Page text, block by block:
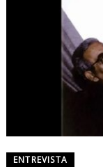
ENTREVISTA